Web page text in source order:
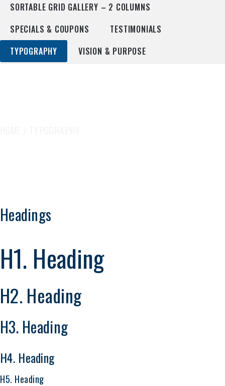
SORTABLE GRID GALLERY – 2 COLUMNS
SPECIALS & COUPONS
TESTIMONIALS
TYPOGRAPHY
VISION & PURPOSE
Headings
H1. Heading
H2. Heading
H3. Heading
H4. Heading
H5. Heading